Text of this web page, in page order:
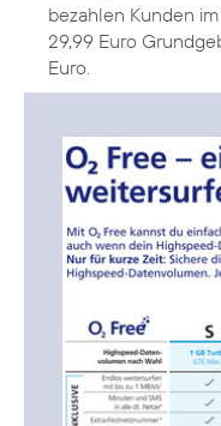
bezahlen Kunden
29,99 Euro
Euro.